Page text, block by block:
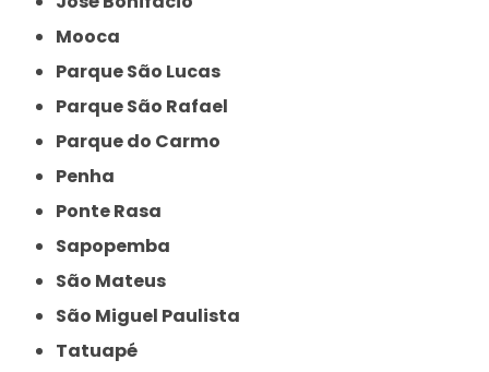
Mooca
Parque São Lucas
Parque São Rafael
Parque do Carmo
Penha
Ponte Rasa
Sapopemba
São Mateus
São Miguel Paulista
Tatuapé